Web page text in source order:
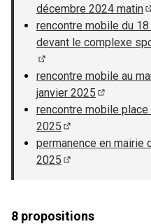
décembre 2024 matin
rencontre mobile du
devant le complexe
(S'ouvre dans un
rencontre mobile au
janvier 2025
(S'ouvre
rencontre mobile
2025
(S'ouvre dans un
permanence en mairie
2025
8 propositions